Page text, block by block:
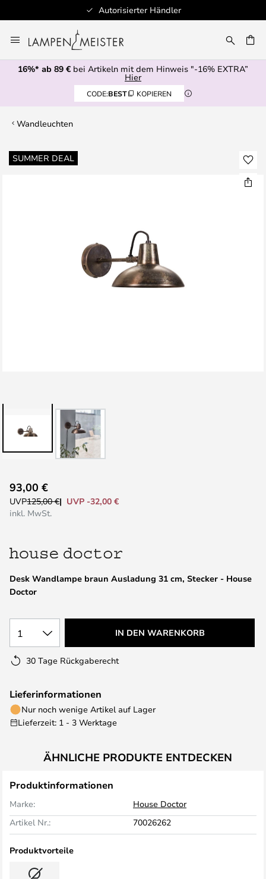
Autorisierter Händler
Inhalt
springen
16%* ab 89 € bei Artikeln mit dem Hinweis "-16% EXTRA”
Hier
CODE:BEST KOPIEREN
Wandleuchten
SUMMER DEAL
Zum
Ende
Anfang
der
Desk Wandlampe braun Ausladung 31 cm, Stecker - House
Doctor
93,00 €
UVP125,00 €
UVP -32,00 €
inkl. MwSt.
1 IN DEN WARENKORB
30 Tage Rückgaberecht
Lieferinformationen
Nur noch wenige Artikel auf Lager
Lieferzeit: 1 - 3 Werktage
ÄHNLICHE PRODUKTE ENTDECKEN
Produktinformationen
Marke:
House Doctor
Artikel Nr.:
70026262
Produktvorteile